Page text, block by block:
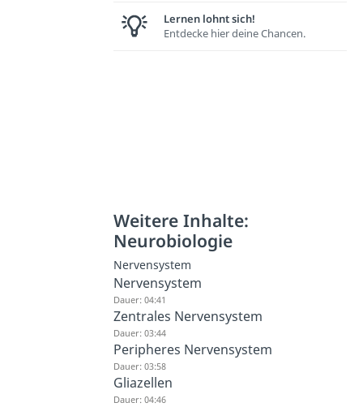
Lernen lohnt sich!
Entdecke hier deine Chancen.
Weitere Inhalte:
Neurobiologie
Nervensystem
Nervensystem
Dauer: 04:41
Zentrales Nervensystem
Dauer: 03:44
Peripheres Nervensystem
Dauer: 03:58
Gliazellen
Dauer: 04:46